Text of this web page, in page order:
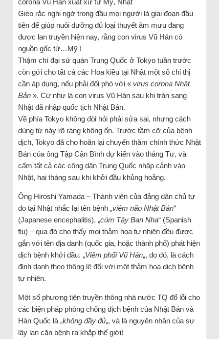
Gieo rắc nghi ngờ trong đầu mọi người là giai đoạn đầu
tiên để giúp nuôi dưỡng đủ loại thuyết âm mưu đang
được lan truyền hiện nay, rằng con virus Vũ Hán có
nguồn gốc từ…Mỹ !
Thậm chí đại sứ quán Trung Quốc ở Tokyo tuần trước
còn gởi cho tất cả các Hoa kiều tại Nhật một số chỉ thị
cần áp dụng, nếu phải đối phó với « virus corona Nhật
Bản». Cứ như là con virus Vũ Hán sau khi tràn sang
Nhật đã nhập quốc tịch Nhật Bản.
Về phía Tokyo không đòi hỏi phải sửa sai, nhưng cách
dùng từ này rõ ràng không ổn. Trước tầm cỡ của bệnh
dịch, Tokyo đã cho hoãn lại chuyến thăm chính thức Nhật
Bản của ông Tập Cận Bình dự kiến vào tháng Tư, và
cấm tất cả các công dân Trung Quốc nhập cảnh vào
Nhật, hai tháng sau khi khởi đầu khủng hoảng.
Ông Hiroshi Yamada – Thành viên của đảng dân chủ tự
do tại Nhật nhắc lại tên bệnh „viêm não Nhật Bản“
(Japanese encephalitis), „cúm Tây Ban Nha“ (Spanish
flu) – qua đó cho thấy mọi thảm họa tự nhiên đều được
gắn với tên địa danh (quốc gia, hoặc thành phố) phát hiện
dịch bệnh khởi đầu. „Viêm phổi Vũ Hán„, do đó, là cách
định danh theo thông lệ đối với một thảm họa dịch bệnh
tự nhiên.
Một số phương tiện truyền thông nhà nước TQ đổ lỗi cho
các biện pháp phòng chống dịch bệnh của Nhật Bản và
Hàn Quốc là „không đầy đủ„, và là nguyên nhân của sự
lây lan căn bệnh ra khắp thế giới!